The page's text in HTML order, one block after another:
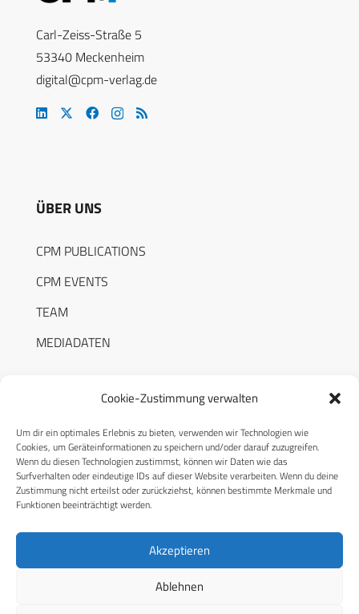
Cookie-Zustimmung verwalten
Um dir ein optimales Erlebnis zu bieten, verwenden wir Technologien wie
Cookies, um Geräteinformationen zu speichern und/oder darauf zuzugreifen.
Wenn du diesen Technologien zustimmst, können wir Daten wie das
Surfverhalten oder eindeutige IDs auf dieser Website verarbeiten. Wenn du deine
Zustimmung nicht erteilst oder zurückziehst, können bestimmte Merkmale und
Funktionen beeinträchtigt werden.
Akzeptieren
Ablehnen
Carl-Zeiss-Straße 5
53340 Meckenheim
digital@cpm-verlag.de
ÜBER UNS
CPM PUBLICATIONS
CPM EVENTS
TEAM
MEDIADATEN
RECHTLICHES
Datenschutzerklärung
Cookie-Richtlinie (EU)